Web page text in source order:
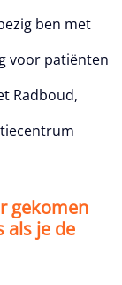
ben met
voor patiënten
Radboud,
gekomen
als je de